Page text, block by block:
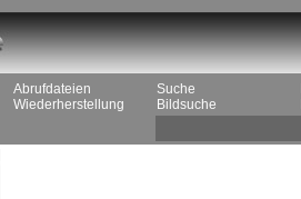
Abrufdateien
Wiederherstellung
Suche
Bildsuche